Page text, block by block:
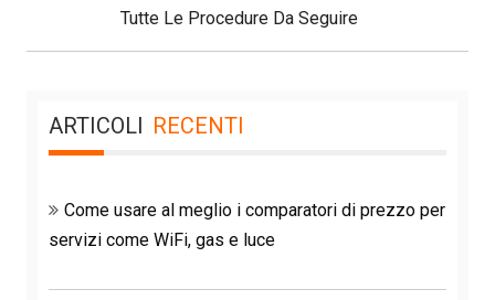
Tutte Le Procedure Da Seguire
ARTICOLI RECENTI
Come usare al meglio i comparatori di prezzo per
servizi come WiFi, gas e luce